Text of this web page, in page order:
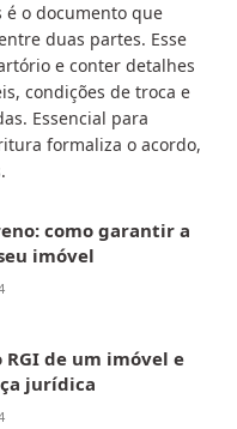
o documento que
duas partes. Esse
e conter detalhes
condições de troca e
Essencial para
formaliza o acordo,
como garantir a
imóvel
RGI de um imóvel e
jurídica